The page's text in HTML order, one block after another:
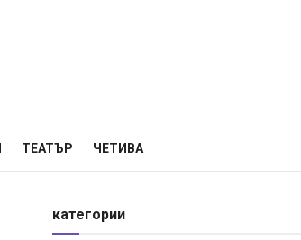
ТЕАТЪР ЧЕТИВА
категории